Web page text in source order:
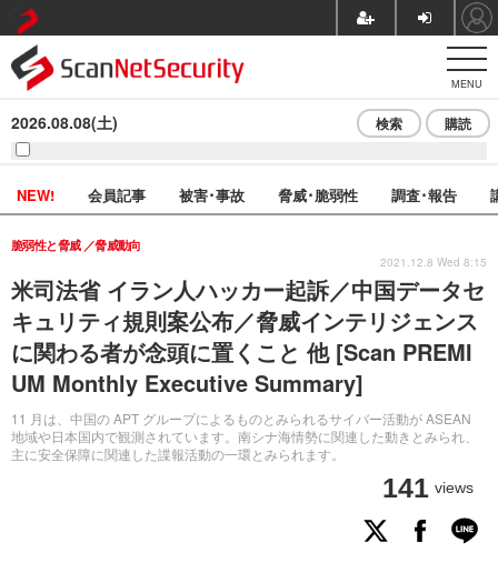
MENU
2026.08.08(土) 検索 購読
NEW! 会員記事 被害･事故 脅威･脆弱性 調査･報告
米司法省 イラン人ハッカー起訴／中国データセ
キュリティ規則案公布／脅威インテリジェンス
に関わる者が念頭に置くこと 他 [Scan PREMI
UM Monthly Executive Summary]
11 月は、中国の APT グループによるものとみられるサイバー活動が ASEAN
地域や日本国内で観測されています。南シナ海情勢に関連した動きとみられ、
主に安全保障に関連した諜報活動の一環とみられます。
脆弱性と脅威 脅威動向
141 views
2021.12.8 Wed 8:15